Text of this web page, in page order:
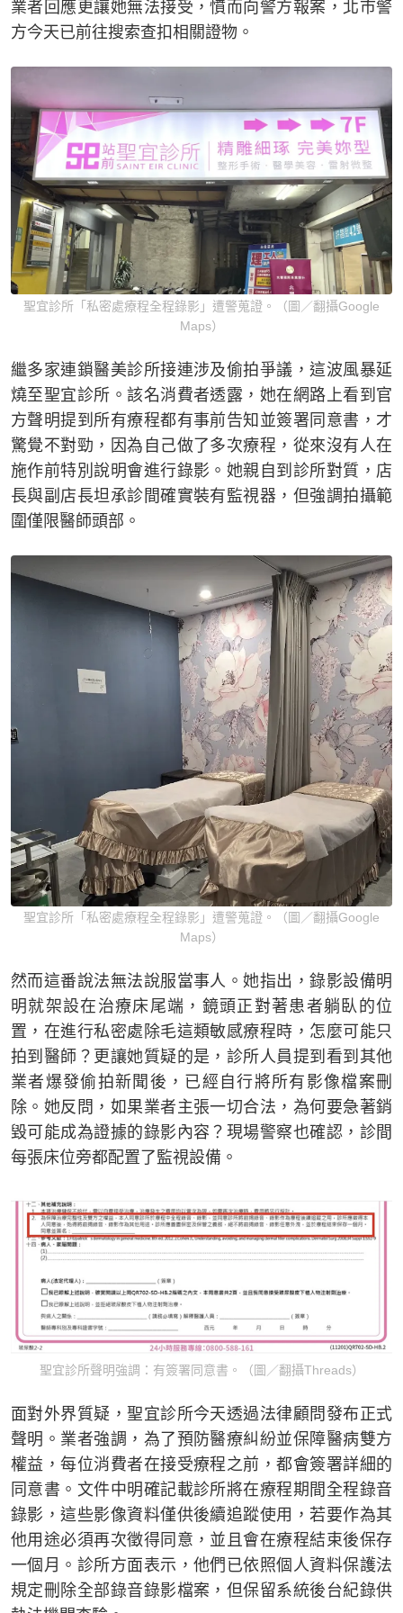
業者回應更讓她無法接受，憤而向警方報案，北市警
方今天已前往搜索查扣相關證物。
聖宜診所「私密處療程全程錄影」遭警蒐證。（圖／翻攝Google
Maps）
繼多家連鎖醫美診所接連涉及偷拍爭議，這波風暴延
燒至聖宜診所。該名消費者透露，她在網路上看到官
方聲明提到所有療程都有事前告知並簽署同意書，才
驚覺不對勁，因為自己做了多次療程，從來沒有人在
施作前特別說明會進行錄影。她親自到診所對質，店
長與副店長坦承診間確實裝有監視器，但強調拍攝範
圍僅限醫師頭部。
聖宜診所「私密處療程全程錄影」遭警蒐證。（圖／翻攝Google
Maps）
然而這番說法無法說服當事人。她指出，錄影設備明
明就架設在治療床尾端，鏡頭正對著患者躺臥的位
置，在進行私密處除毛這類敏感療程時，怎麼可能只
拍到醫師？更讓她質疑的是，診所人員提到看到其他
業者爆發偷拍新聞後，已經自行將所有影像檔案刪
除。她反問，如果業者主張一切合法，為何要急著銷
毀可能成為證據的錄影內容？現場警察也確認，診間
每張床位旁都配置了監視設備。
聖宜診所聲明強調：有簽署同意書。（圖／翻攝Threads）
面對外界質疑，聖宜診所今天透過法律顧問發布正式
聲明。業者強調，為了預防醫療糾紛並保障醫病雙方
權益，每位消費者在接受療程之前，都會簽署詳細的
同意書。文件中明確記載診所將在療程期間全程錄音
錄影，這些影像資料僅供後續追蹤使用，若要作為其
他用途必須再次徵得同意，並且會在療程結束後保存
一個月。診所方面表示，他們已依照個人資料保護法
規定刪除全部錄音錄影檔案，但保留系統後台紀錄供